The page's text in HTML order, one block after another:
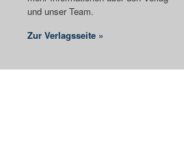
und unser Team.
Zur Verlagsseite »